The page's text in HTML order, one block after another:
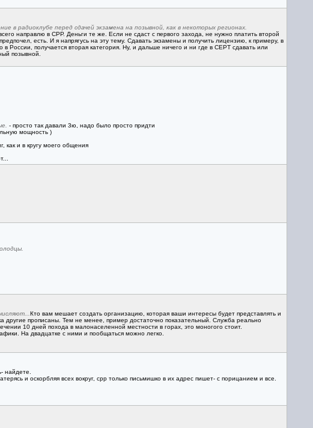
в радиоклубе перед сдачей экзамена на позывной, как в некоторых регионах.
направлю в СРР. Деньги те же. Если не сдаст с первого захода, не нужно платить второй
есть. И я напрягусь на эту тему. Сдавать экзамены и получить лицензию, к примеру, в
получается вторая категория. Ну, и дальше ничего и ни где в CEPT сдавать или
позывной.
- просто так давали 3ю, надо было просто придти
мощность )
как и в кругу моего общения
Кто вам мешает создать организацию, которая ваши интересы будет представлять и
другие прописаны. Тем не менее, пример достаточно показательный. Служба реально
10 дней похода в малонаселенной местности в горах, это моногого стоит.
На двадцатке с ними и пообщаться можно легко.
найдете.
и оскорбляя всех вокруг, срр только письмишко в их адрес пишет- с порицанием и все.